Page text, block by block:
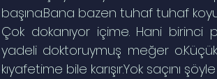
başına.Bana bazen tuhaf tuhaf
Çok dokanıyor içime. Hani
yadeli doktoruymuş meğer
kıyafetime bile karışır.Yok saçını